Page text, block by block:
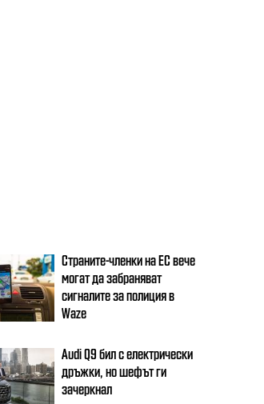
Страните-членки на ЕС вече
могат да забраняват
сигналите за полиция в
Waze
Audi Q9 бил с електрически
дръжки, но шефът ги
зачеркнал